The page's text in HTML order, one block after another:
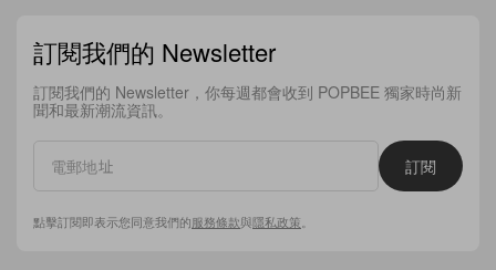
訂閱我們的 Newsletter
訂閱我們的 Newsletter，你每週都會收到 POPBEE 獨家時尚新
聞和最新潮流資訊。
訂閱
點擊訂閱即表示您同意我們的服務條款與隱私政策